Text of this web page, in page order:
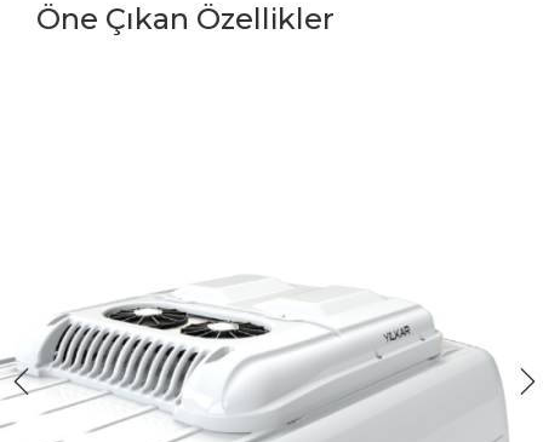
Öne Çıkan Özellikler